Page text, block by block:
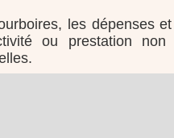
les dépenses
ou prestation non